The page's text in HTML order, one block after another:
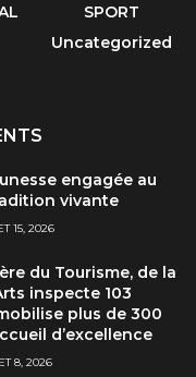
SPORT
Uncategorized
engagée au
vivante
15, 2026
du Tourisme, de la
inspecte 103
plus de 300
d’excellence
8, 2026